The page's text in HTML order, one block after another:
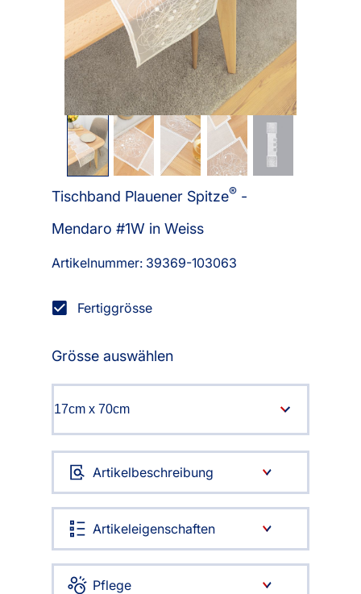
Tischband Plauener Spitze® -
Mendaro #1W in Weiss
Artikelnummer: 39369-103063
Fertiggrösse
Grösse auswählen
Artikelbeschreibung
Artikeleigenschaften
Pflege